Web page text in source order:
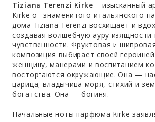
Tiziana Terenzi Kirke – изысканный
Kirke от знаменитого итальянского
дома Tiziana Terenzi восхищает и
создавая волшебную ауру изящности
чувственности. Фруктовая и
композиция выбирает своей
женщину, манерами и воспитанием
восторгаются окружающие. Она —
царица, владычица моря, стихий и
богатства. Она — богиня.
Начальные ноты парфюма Kirke